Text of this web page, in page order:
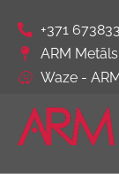
+371
ARM
Waze -